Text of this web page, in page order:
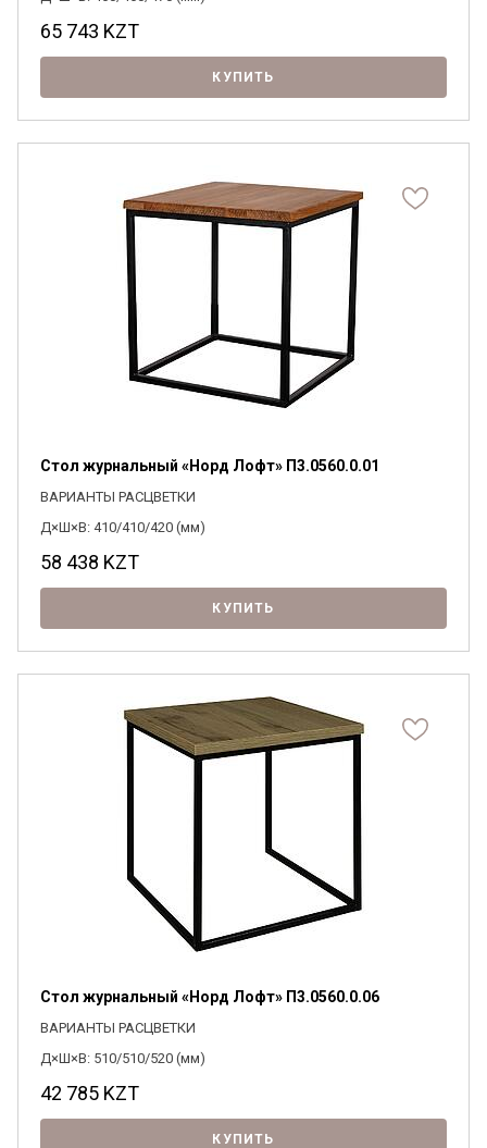
65 743 KZT
КУПИТЬ
Стол журнальный «Норд Лофт» П3.0560.0.01
ВАРИАНТЫ РАСЦВЕТКИ
Д×Ш×В: 410/410/420 (мм)
58 438 KZT
КУПИТЬ
Стол журнальный «Норд Лофт» П3.0560.0.06
ВАРИАНТЫ РАСЦВЕТКИ
Д×Ш×В: 510/510/520 (мм)
42 785 KZT
КУПИТЬ